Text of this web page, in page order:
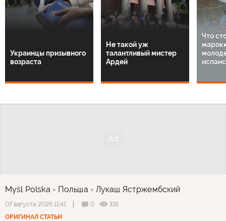
Украинцы призывного
возраста
Не такой уж
талантливый мистер
Ардей
Что
Myśl Polska Польша Лукаш Ястржембский
07 августа 2026 11:41 0
316
ОРИГИНАЛ СТАТЬИ